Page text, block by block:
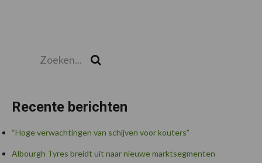
Recente berichten
“Hoge verwachtingen van schijven voor kouters”
Albourgh Tyres breidt uit naar nieuwe marktsegmenten